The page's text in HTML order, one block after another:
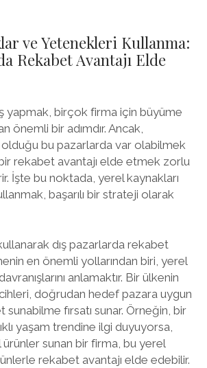
ve Yetenekleri Kullanma:
Rekabet Avantajı Elde
yapmak, birçok firma için büyüme
önemli bir adımdır. Ancak,
bu pazarlarda var olabilmek
rekabet avantajı elde etmek zorlu
İşte bu noktada, yerel kaynakları
başarılı bir strateji olarak
dış pazarlarda rekabet
en önemli yollarından biri, yerel
anlamaktır. Bir ülkenin
doğrudan hedef pazara uygun
fırsatı sunar. Örneğin, bir
yaşam trendine ilgi duyuyorsa,
sunan bir firma, bu yerel
rekabet avantajı elde edebilir.